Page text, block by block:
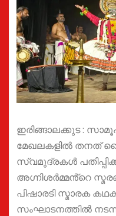
ഇരിങ്ങാലക്കുട :
മേഖലകളിൽ തനത്
സ്വമുദ്രകൾ
അഗ്നിശർമ്മൻ്റെ
പിഷാരടി സ്മാരക
സംഘാടനത്തിൽ